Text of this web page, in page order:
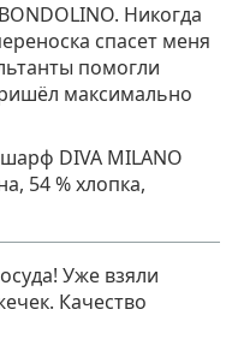
Никогда
спасет меня
помогли
максимально
DIVA MILANO
54 % хлопка,
Уже взяли
Качество